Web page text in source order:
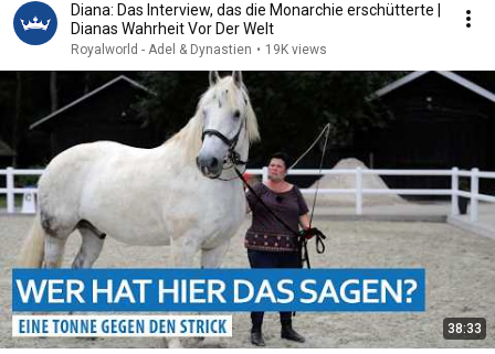
Diana: Das Interview, das die Monarchie erschütterte |
Dianas Wahrheit Vor Der Welt
Royalworld - Adel & Dynastien • 19K views
38:33